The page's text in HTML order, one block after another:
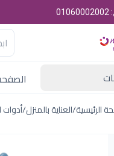
الرئيسية/العناية بالمنزل/أدوات